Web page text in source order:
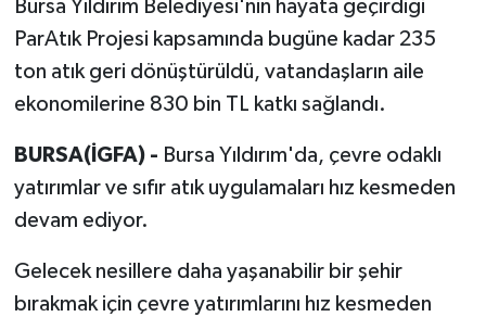
Bursa Yıldırım Belediyesi'nin hayata geçirdiği
ParAtık Projesi kapsamında bugüne kadar 235
ton atık geri dönüştürüldü, vatandaşların aile
ekonomilerine 830 bin TL katkı sağlandı.
BURSA(İGFA) - Bursa Yıldırım'da, çevre odaklı
yatırımlar ve sıfır atık uygulamaları hız kesmeden
devam ediyor.
Gelecek nesillere daha yaşanabilir bir şehir
bırakmak için çevre yatırımlarını hız kesmeden